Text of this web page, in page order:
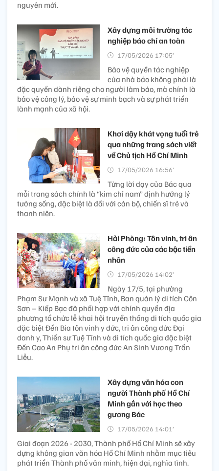
nguyên mới.
Xây dựng môi trường tác
nghiệp báo chí an toàn
17/05/2026 17:05’
Bảo vệ quyền tác nghiệp
của nhà báo không phải là
đặc quyền dành riêng cho người làm báo, mà chính là
bảo vệ công lý, bảo vệ sự minh bạch và sự phát triển
lành mạnh của xã hội.
Khơi dậy khát vọng tuổi trẻ
qua những trang sách viết
về Chủ tịch Hồ Chí Minh
17/05/2026 16:56’
Từng lời dạy của Bác qua
mỗi trang sách chính là “kim chỉ nam” định hướng lý
tưởng sống, đặc biệt là đối với cán bộ, chiến sĩ trẻ và
thanh niên.
Hải Phòng: Tôn vinh, tri ân
công đức của các bậc tiền
nhân
17/05/2026 14:02’
Ngày 17/5, tại phường
Phạm Sư Mạnh và xã Tuệ Tĩnh, Ban quản lý di tích Côn
Sơn – Kiếp Bạc đã phối hợp với chính quyền địa
phương tổ chức lễ khai hội truyền thống di tích quốc gia
đặc biệt Đền Bia tôn vinh y đức, tri ân công đức Đại
danh y, Thiền sư Tuệ Tĩnh và di tích quốc gia đặc biệt
Đền Cao An Phụ tri ân công đức An Sinh Vương Trần
Liễu.
Xây dựng văn hóa con
người Thành phố Hồ Chí
Minh gắn với học theo
gương Bác ​
17/05/2026 14:01’
Giai đoạn 2026 - 2030, Thành phố Hồ Chí Minh sẽ xây
dựng không gian văn hóa Hồ Chí Minh nhằm mục tiêu
phát triển Thành phố văn minh, hiện đại, nghĩa tình.